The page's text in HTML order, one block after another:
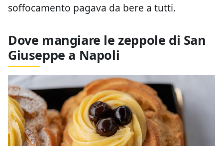
soffocamento pagava da bere a tutti.
Dove mangiare le zeppole di San
Giuseppe a Napoli